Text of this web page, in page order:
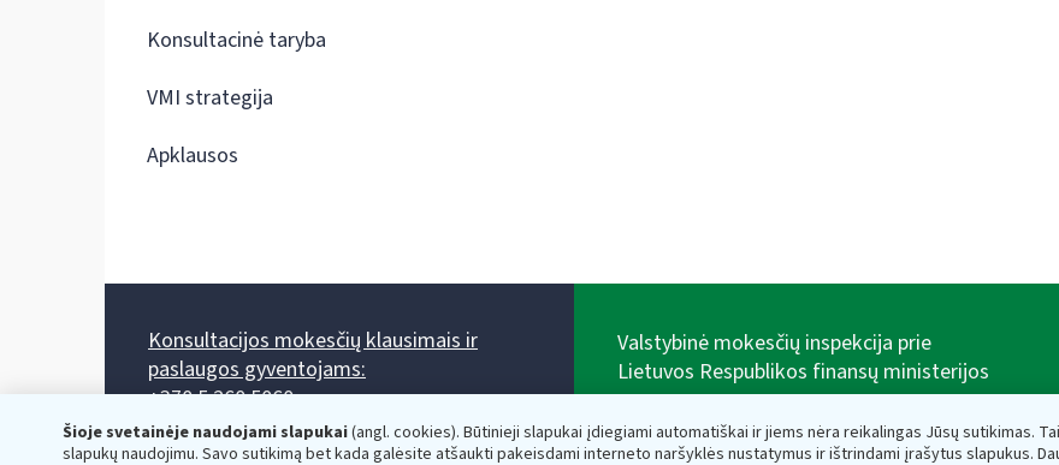
Šioje svetainėje naudojami slapukai(angl. cookies). Būtinieji slapukai įdiegiami automatiškai ir jiems nėra reikalingas Jūsų sutikimas.
slapukų naudojimu. Savo sutikimą bet kada galėsite atšaukti pakeisdami interneto naršyklės nustatymus ir ištrindami įrašytus slapukus.
Konsultacinė taryba
VMI strategija
Apklausos
Konsultacijos mokesčių klausimais ir
paslaugos gyventojams:
+370 5 260 5060
Darbo laikas: I-IV 8.00-17.00, V 8.00-15.45.
Prieššventinę dieną - viena valanda trumpiau.
Valstybinė mokesčių inspekcija prie
Lietuvos Respublikos finansų ministerijos
adresas: Vasario 16-osios g. 14, 01107 Vilnius, Lietuva,
el.paštas:vmi@vmi.lt, E. pristatymo dėžutės adresas